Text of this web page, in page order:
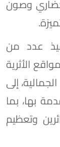
وصون
عدد من
الأثرية
إلى
بها، بما
وتعظيم